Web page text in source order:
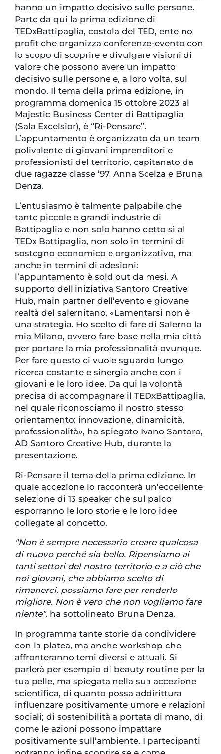
hanno un impatto decisivo sulle persone.
Parte da qui la prima edizione di
TEDxBattipaglia, costola del TED, ente no
profit che organizza conferenze-evento con
lo scopo di scoprire e divulgare visioni di
valore che possono avere un impatto
decisivo sulle persone e, a loro volta, sul
mondo. Il tema della prima edizione, in
programma domenica 15 ottobre 2023 al
Majestic Business Center di Battipaglia
(Sala Excelsior), è “Ri-Pensare”.
L’appuntamento è organizzato da un team
polivalente di giovani imprenditori e
professionisti del territorio, capitanato da
due ragazze classe ’97, Anna Scelza e Bruna
Denza.
L’entusiasmo è talmente palpabile che
tante piccole e grandi industrie di
Battipaglia e non solo hanno detto sì al
TEDx Battipaglia, non solo in termini di
sostegno economico e organizzativo, ma
anche in termini di adesioni:
l’appuntamento è sold out da mesi. A
supporto dell’iniziativa Santoro Creative
Hub, main partner dell’evento e giovane
realtà del salernitano. «Lamentarsi non è
una strategia. Ho scelto di fare di Salerno la
mia Milano, ovvero fare base nella mia città
per portare la mia professionalità ovunque.
Per fare questo ci vuole sguardo lungo,
ricerca costante e sinergia anche con i
giovani e le loro idee. Da qui la volontà
precisa di accompagnare il TEDxBattipaglia,
nel quale riconosciamo il nostro stesso
orientamento: innovazione, dinamicità,
professionalità», ha spiegato Ivano Santoro,
AD Santoro Creative Hub, durante la
presentazione.
Ri-Pensare il tema della prima edizione. In
quale accezione lo racconterà un’eccellente
selezione di 13 speaker che sul palco
esporranno le loro storie e le loro idee
collegate al concetto.
"Non è sempre necessario creare qualcosa
di nuovo perché sia bello. Ripensiamo ai
tanti settori del nostro territorio e a ciò che
noi giovani, che abbiamo scelto di
rimanerci, possiamo fare per renderlo
migliore. Non è vero che non vogliamo fare
niente", ha sottolineato Bruna Denza.
In programma tante storie da condividere
con la platea, ma anche workshop che
affronteranno temi diversi e attuali. Si
parlerà per esempio di beauty routine per la
tua pelle, ma spiegata nella sua accezione
scientifica, di quanto possa addirittura
influenzare positivamente umore e relazioni
sociali; di sostenibilità a portata di mano, di
come le azioni possono impattare
positivamente sull’ambiente. I partecipanti